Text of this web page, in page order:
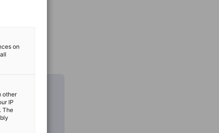
on
other
IP
The